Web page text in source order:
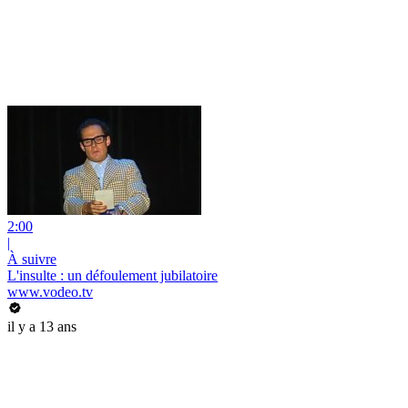
2:00
|
À suivre
L'insulte : un défoulement jubilatoire
www.vodeo.tv
il y a 13 ans